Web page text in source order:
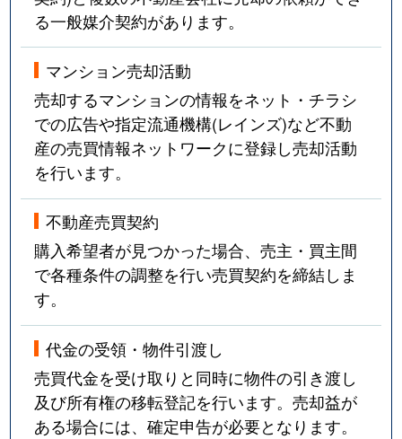
る一般媒介契約があります。
マンション売却活動
売却するマンションの情報をネット・チラシ
での広告や指定流通機構(レインズ)など不動
産の売買情報ネットワークに登録し売却活動
を行います。
不動産売買契約
購入希望者が見つかった場合、売主・買主間
で各種条件の調整を行い売買契約を締結しま
す。
代金の受領・物件引渡し
売買代金を受け取りと同時に物件の引き渡し
及び所有権の移転登記を行います。売却益が
ある場合には、確定申告が必要となります。